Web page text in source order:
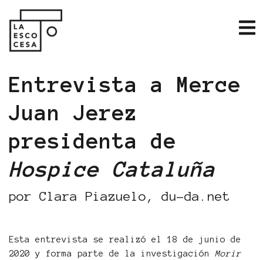
Entrevista a Merce
Juan Jerez
presidenta de
Hospice Cataluña
por Clara Piazuelo, du-da.net
Esta entrevista se realizó el 18 de junio de
2020 y forma parte de la investigación Morir